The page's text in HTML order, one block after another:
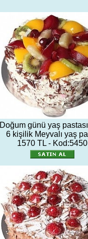
Doğum günü yaş
6 kişilik Meyvalı yaş
1570 TL - Kod:5450